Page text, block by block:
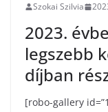
Szokai Szilvia
2023.
legszebb
díjban
[robo-gallery